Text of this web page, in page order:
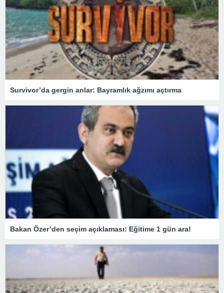
Survivor’da gergin anlar: Bayramlık ağzımı açtırma
Bakan Özer’den seçim açıklaması: Eğitime 1 gün ara!